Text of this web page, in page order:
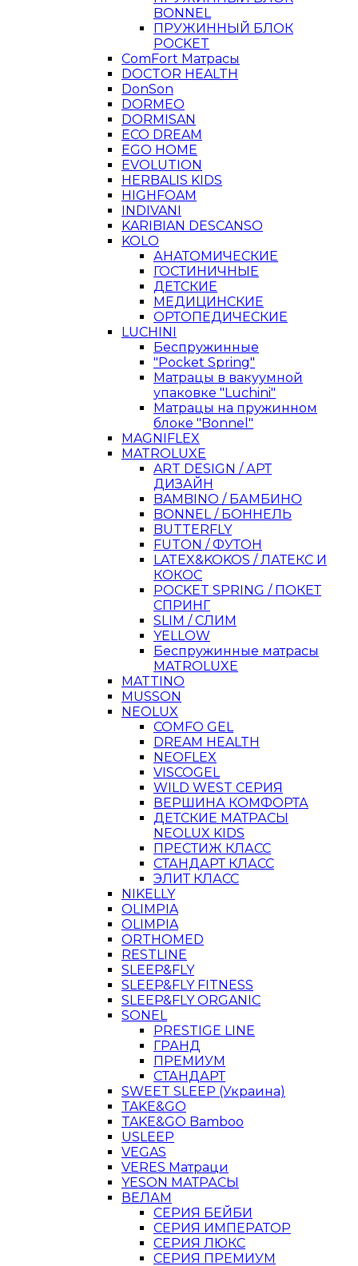
BONNEL
ПРУЖИННЫЙ БЛОК
POCKET
ComFort Матрасы
DOCTOR HEALTH
DonSon
DORMEO
DORMISAN
ECO DREAM
EGO HOME
EVOLUTION
HERBALIS KIDS
HIGHFOAM
INDIVANI
KARIBIAN DESCANSO
KOLO
АНАТОМИЧЕСКИЕ
ГОСТИНИЧНЫЕ
ДЕТСКИЕ
МЕДИЦИНСКИЕ
ОРТОПЕДИЧЕСКИЕ
LUCHINI
Беспружинные
"Pocket Spring"
Матрацы в вакуумной
упаковке "Luchini"
Матрацы на пружинном
блоке "Bonnel"
MAGNIFLEX
MATROLUXE
ART DESIGN / АРТ
ДИЗАЙН
BAMBINO / БАМБИНО
BONNEL / БОННЕЛЬ
BUTTERFLY
FUTON / ФУТОН
LATEX&KOKOS / ЛАТЕКС И
КОКОС
POCKET SPRING / ПОКЕТ
СПРИНГ
SLIM / СЛИМ
YELLOW
Беспружинные матрасы
MATROLUXE
MATTINO
MUSSON
NEOLUX
COMFO GEL
DREAM HEALTH
NEOFLEX
VISCOGEL
WILD WEST СЕРИЯ
ВЕРШИНА КОМФОРТА
ДЕТСКИЕ МАТРАСЫ
NEOLUX KIDS
ПРЕСТИЖ КЛАСС
СТАНДАРТ КЛАСС
ЭЛИТ КЛАСС
NIKELLY
OLIMPIA
OLIMPIA
ORTHOMED
RESTLINE
SLEEP&FLY
SLEEP&FLY FITNESS
SLEEP&FLY ORGANIC
SONEL
PRESTIGE LINE
ГРАНД
ПРЕМИУМ
СТАНДАРТ
SWEET SLEEP (Украина)
TAKE&GO
TAKE&GO Bamboo
USLEEP
VEGAS
VERES Матраци
YESON МАТРАСЫ
ВЕЛАМ
СЕРИЯ БЕЙБИ
СЕРИЯ ИМПЕРАТОР
СЕРИЯ ЛЮКС
СЕРИЯ ПРЕМИУМ